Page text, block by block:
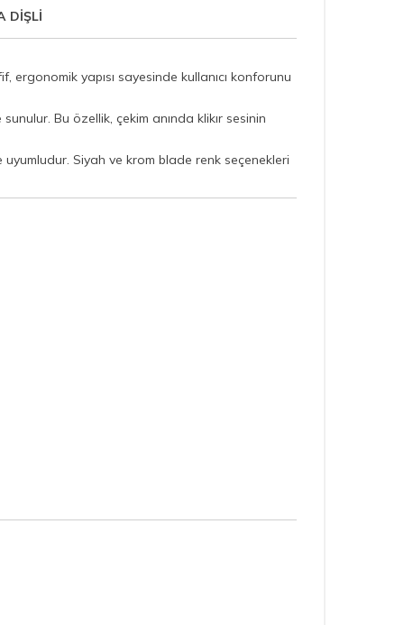
DİŞLİ
ergonomik yapısı sayesinde kullanıcı konforunu
sunulur. Bu özellik, çekim anında klikır sesinin
Siyah ve krom blade renk seçenekleri